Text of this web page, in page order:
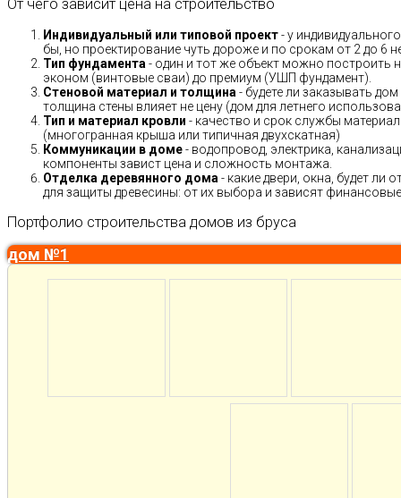
От чего зависит цена на строительство
Индивидуальный или типовой проект- у
бы, но проектирование чуть дороже и по срокам от 2 до 6
Тип фундамента - один и тот же объект можно построить
эконом (винтовые сваи) до премиум (УШП фундамент).
Стеновой материал и толщина - будете ли заказывать
толщина стены влияет не цену (дом для летнего
Тип и материал кровли - качество и срок службы
(многогранная крыша или типичная двухскатная)
Коммуникации в доме- водопровод, электрика,
компоненты завист цена и сложность монтажа.
Отделка деревянного дома - какие двери, окна, будет
для защиты древесины: от их выбора и зависят
Портфолио строительства домов из бруса
дом №1